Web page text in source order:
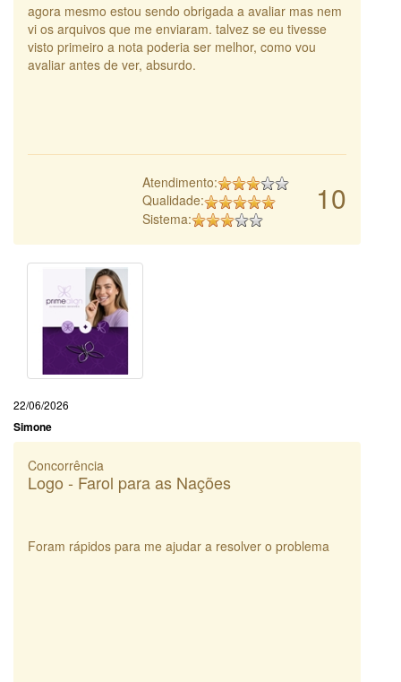
agora mesmo estou sendo obrigada a avaliar mas nem
vi os arquivos que me enviaram. talvez se eu tivesse
visto primeiro a nota poderia ser melhor, como vou
avaliar antes de ver, absurdo.
10
Atendimento:
Qualidade:
Sistema:
22/06/2026
Simone
Concorrência
Logo - Farol para as Nações
Foram rápidos para me ajudar a resolver o problema